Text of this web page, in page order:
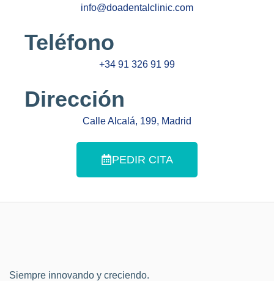
info@doadentalclinic.com
Teléfono
+34 91 326 91 99
Dirección
Calle Alcalá, 199, Madrid
PEDIR CITA
Siempre innovando y creciendo.